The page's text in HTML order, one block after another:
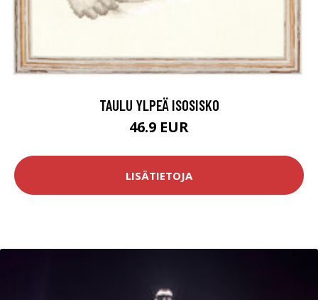
TAULU YLPEÄ ISOSISKO
46.9 EUR
LISÄTIETOJA